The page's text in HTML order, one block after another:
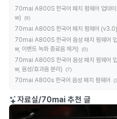
70mai A800S 한국어 패치 펌웨어 업데
w)
(9)
70mai A800S 한국어 패치 펌웨어 (v3.0)
70mai A800S 한국어 음성 패치 펌웨어
w, 이벤트 녹화 종료음 제거)
(0)
70mai A800S 한국어 음성 패치 펌웨어
w, 음성/효과음 분리)
(7)
70mai A800s 한국어 음성 패치 펌웨어
자료실/70mai 추천 글